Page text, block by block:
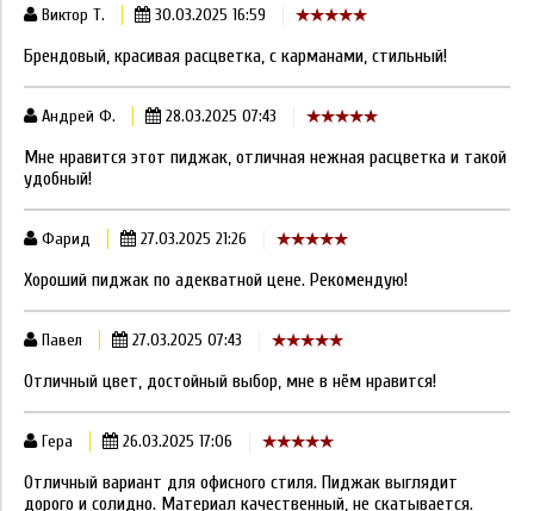
Виктор Т. 30.03.2025 16:59
Брендовый, красивая расцветка, с карманами, стильный!
Андрей Ф. 28.03.2025 07:43
Мне нравится этот пиджак, отличная нежная расцветка и такой
удобный!
Фарид 27.03.2025 21:26
Хороший пиджак по адекватной цене. Рекомендую!
Павел 27.03.2025 07:43
Отличный цвет, достойный выбор, мне в нём нравится!
Гера 26.03.2025 17:06
Отличный вариант для офисного стиля. Пиджак выглядит
дорого и солидно. Материал качественный, не скатывается.